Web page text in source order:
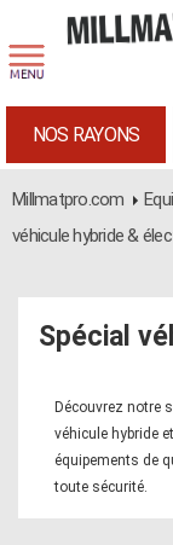
NOS RAYONS
Millmatpro.com
véhicule hybride &
Spécial
Découvrez notre
véhicule hybride
équipements de
toute sécurité.